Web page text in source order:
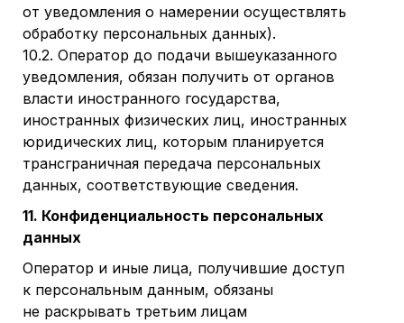
от уведомления о намерении осуществлять
обработку персональных данных).
10.2. Оператор до подачи вышеуказанного
уведомления, обязан получить от органов
власти иностранного государства,
иностранных физических лиц, иностранных
юридических лиц, которым планируется
трансграничная передача персональных
данных, соответствующие сведения.
11. Конфиденциальность персональных
данных
Оператор и иные лица, получившие доступ
к персональным данным, обязаны
не раскрывать третьим лицам